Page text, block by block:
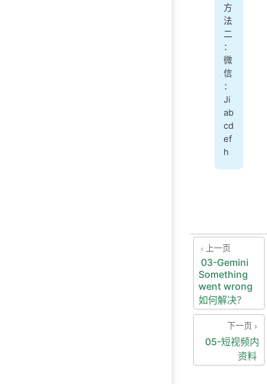
方
法
二
：
微
信
：
Ji
ab
cd
ef
h
上一页
03-Gemini
Something
went wrong
如何解决？
下一页
05-短视频内
资料